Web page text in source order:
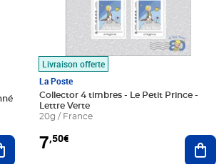
Ajouter au panier
Livraison offerte
La Poste
Collector 4 timbres - Le Petit Prince -
Lettre Verte
20g / France
7,50€